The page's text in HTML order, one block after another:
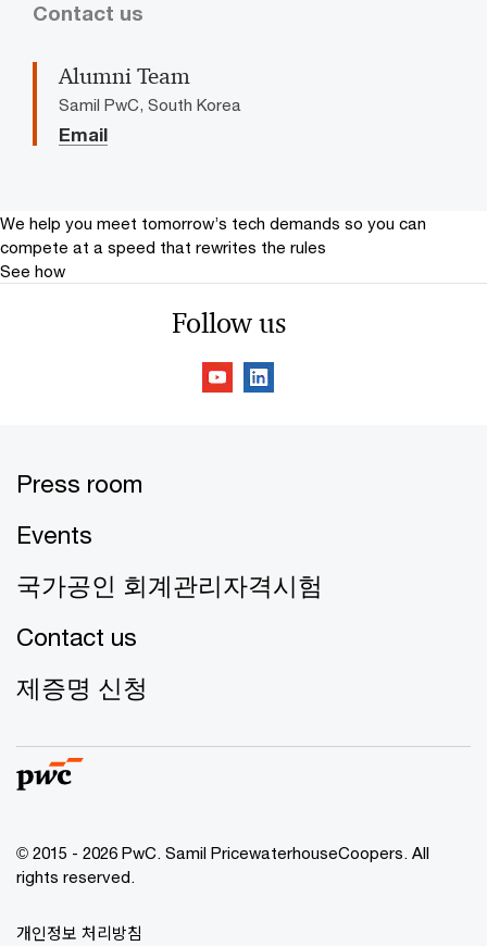
Contact us
Alumni Team
Samil PwC, South Korea
Email
We help you meet tomorrow’s tech demands so you can
compete at a speed that rewrites the rules
See how
Follow us
Press room
Events
국가공인 회계관리자격시험
Contact us
제증명 신청
© 2015 - 2026 PwC. Samil PricewaterhouseCoopers. All
rights reserved.
개인정보 처리방침